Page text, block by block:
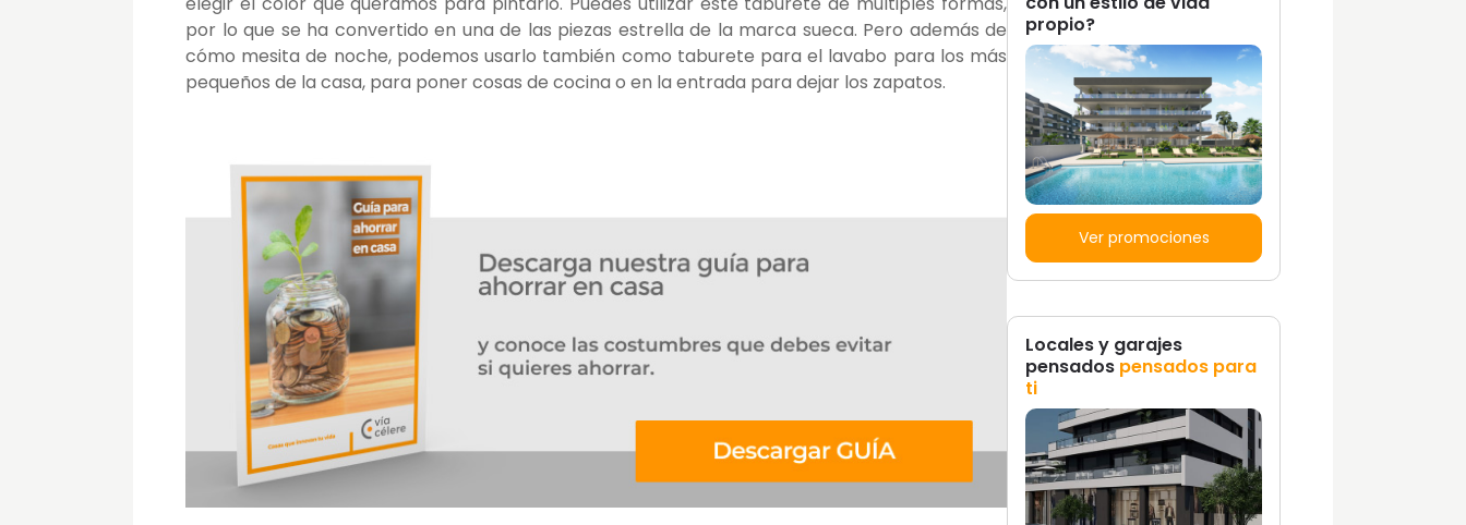
por lo que se ha convertido en una de las piezas estrella de la marca sueca. Pero además de
cómo mesita de noche, podemos usarlo también como taburete para el lavabo para los más
pequeños de la casa, para poner cosas de cocina o en la entrada para dejar los zapatos.
propio?
Ver promociones
Locales y garajes
pensados pensados para
ti